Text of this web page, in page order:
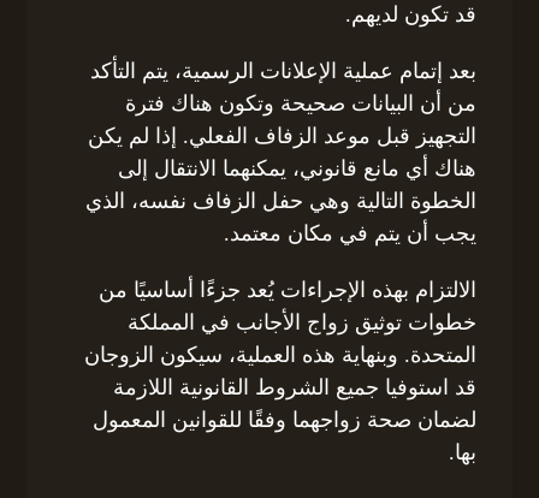
قد تكون لديهم.
بعد إتمام عملية الإعلانات الرسمية، يتم التأكد
من أن البيانات صحيحة وتكون هناك فترة
التجهيز قبل موعد الزفاف الفعلي. إذا لم يكن
هناك أي مانع قانوني، يمكنهما الانتقال إلى
الخطوة التالية وهي حفل الزفاف نفسه، الذي
يجب أن يتم في مكان معتمد.
الالتزام بهذه الإجراءات يُعد جزءًا أساسيًا من
خطوات توثيق زواج الأجانب في المملكة
المتحدة. وبنهاية هذه العملية، سيكون الزوجان
قد استوفيا جميع الشروط القانونية اللازمة
لضمان صحة زواجهما وفقًا للقوانين المعمول
بها.